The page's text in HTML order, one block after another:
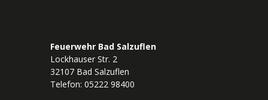
Feuerwehr Bad Salzuflen
Lockhauser Str. 2
32107 Bad Salzuflen
Telefon: 05222 98400